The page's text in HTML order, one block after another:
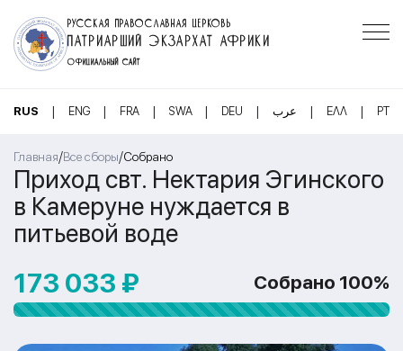
РУССКАЯ ПРАВОСЛАВНАЯ ЦЕРКОВЬ
ПАТРИАРШИЙ ЭКЗАРХАТ АФРИКИ
ОФИЦИАЛЬНЫЙ САЙТ
RUS | ENG | FRA | SWA | DEU | عرب | ΕΛΛ | PT
Главная/Все сборы/Собрано
Приход свт. Нектария Эгинского
в Камеруне нуждается в
питьевой воде
173 033 ₽ Собрано 100%